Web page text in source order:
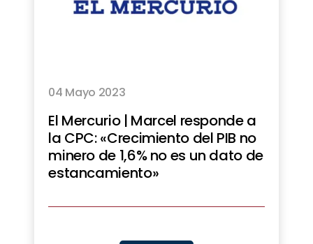
04 Mayo 2023
El Mercurio | Marcel responde a
la CPC: «Crecimiento del PIB no
minero de 1,6% no es un dato de
estancamiento»